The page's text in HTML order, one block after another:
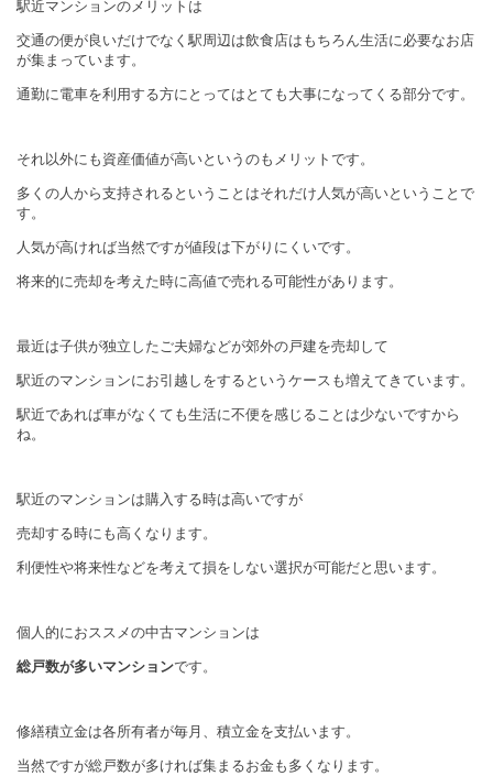
駅近マンションのメリットは
交通の便が良いだけでなく駅周辺は飲食店はもちろん生活に必要なお店
が集まっています。
通勤に電車を利用する方にとってはとても大事になってくる部分です。
それ以外にも資産価値が高いというのもメリットです。
多くの人から支持されるということはそれだけ人気が高いということで
す。
人気が高ければ当然ですが値段は下がりにくいです。
将来的に売却を考えた時に高値で売れる可能性があります。
最近は子供が独立したご夫婦などが郊外の戸建を売却して
駅近のマンションにお引越しをするというケースも増えてきています。
駅近であれば車がなくても生活に不便を感じることは少ないですから
ね。
駅近のマンションは購入する時は高いですが
売却する時にも高くなります。
利便性や将来性などを考えて損をしない選択が可能だと思います。
個人的におススメの中古マンションは
総戸数が多いマンションです。
修繕積立金は各所有者が毎月、積立金を支払います。
当然ですが総戸数が多ければ集まるお金も多くなります。